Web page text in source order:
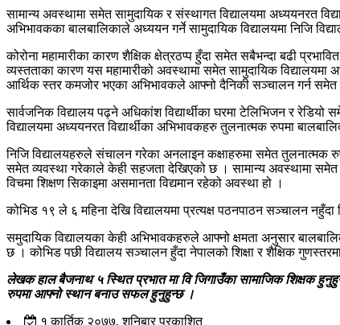
सामान्य अवस्थामा समेत सामुदायिक र संस्थागत विद्यालयमा अध्ययनरत
अभिभावकका बालबालिकाले अध्ययन गर्ने सामुदायिक विद्यालयमा निजि
कोरोना महामारीका कारण शैक्षिक क्षेत्रठप्प हुँदा समेत सबैभन्दा बढी
व्यस्तताका कारण यस महामारीको अवस्थामा समेत सामुदायिक
आर्थिक स्तर कमजोर भएका अभिभावकले आफ्नो दैनिकी सञ्चालन गर्न
सार्वजनिक विद्यालय पढ्ने अधिकांश विद्यार्थीका घरमा टेलिभिजन र
विद्यालयमा अध्ययनरत विद्यार्थीका अभिभावकहरु तुलनात्मक रुपमा
निजि विद्यालयहरुले संचालन गरेका अनलाइन कक्षाहरुमा समेत तुलनात्मक
समेत व्यवस्था गरेकाले केही सहजता देखिएको छ । सामान्य अवस्थामा समेत
विचमा शिक्षण सिकाइमा असमानता विद्यमान रहेको अवस्था हो ।
कोभिड १९ ले ६ महिना देखि विद्यालयमा प्रत्यक्ष पठनपाठन सञ्चालन
समुदायिक विद्यालयका केही अभिभावकहरुले आफ्नो क्षमता अनुसार
छ । कोभिड पछी विद्यालय सञ्चालन हुँदा नेपालको शिक्षा र शैक्षिक
लेखक हाल बैजनाथ ५ स्थित प्रभात मा वि जिगाउँका सामाजिक शिक्षक
रुपमा आफ्नो स्थान बनाउ सफल हुनुहुन्छ ।
१ कार्तिक २०७७, शनिबार प्रकाशित